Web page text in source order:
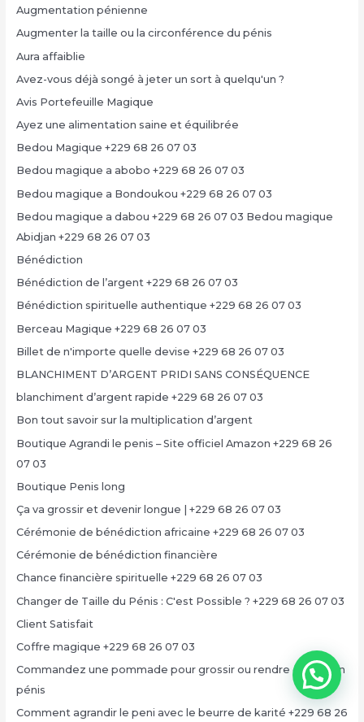
Augmentation pénienne
Augmenter la taille ou la circonférence du pénis
Aura affaiblie
Avez-vous déjà songé à jeter un sort à quelqu'un ?
Avis Portefeuille Magique
Ayez une alimentation saine et équilibrée
Bedou Magique +229 68 26 07 03
Bedou magique a abobo +229 68 26 07 03
Bedou magique a Bondoukou +229 68 26 07 03
Bedou magique a dabou +229 68 26 07 03 Bedou magique
Abidjan +229 68 26 07 03
Bénédiction
Bénédiction de l’argent +229 68 26 07 03
Bénédiction spirituelle authentique +229 68 26 07 03
Berceau Magique +229 68 26 07 03
Billet de n'importe quelle devise +229 68 26 07 03
BLANCHIMENT D’ARGENT PRIDI SANS CONSÉQUENCE
blanchiment d’argent rapide +229 68 26 07 03
Bon tout savoir sur la multiplication d’argent
Boutique Agrandi le penis – Site officiel Amazon +229 68 26
07 03
Boutique Penis long
Ça va grossir et devenir longue | +229 68 26 07 03
Cérémonie de bénédiction africaine +229 68 26 07 03
Cérémonie de bénédiction financière
Chance financière spirituelle +229 68 26 07 03
Changer de Taille du Pénis : C'est Possible ? +229 68 26 07 03
Client Satisfait
Coffre magique +229 68 26 07 03
Commandez une pommade pour grossir ou rendre grand son
pénis
Comment agrandir le peni avec le beurre de karité +229 68 26